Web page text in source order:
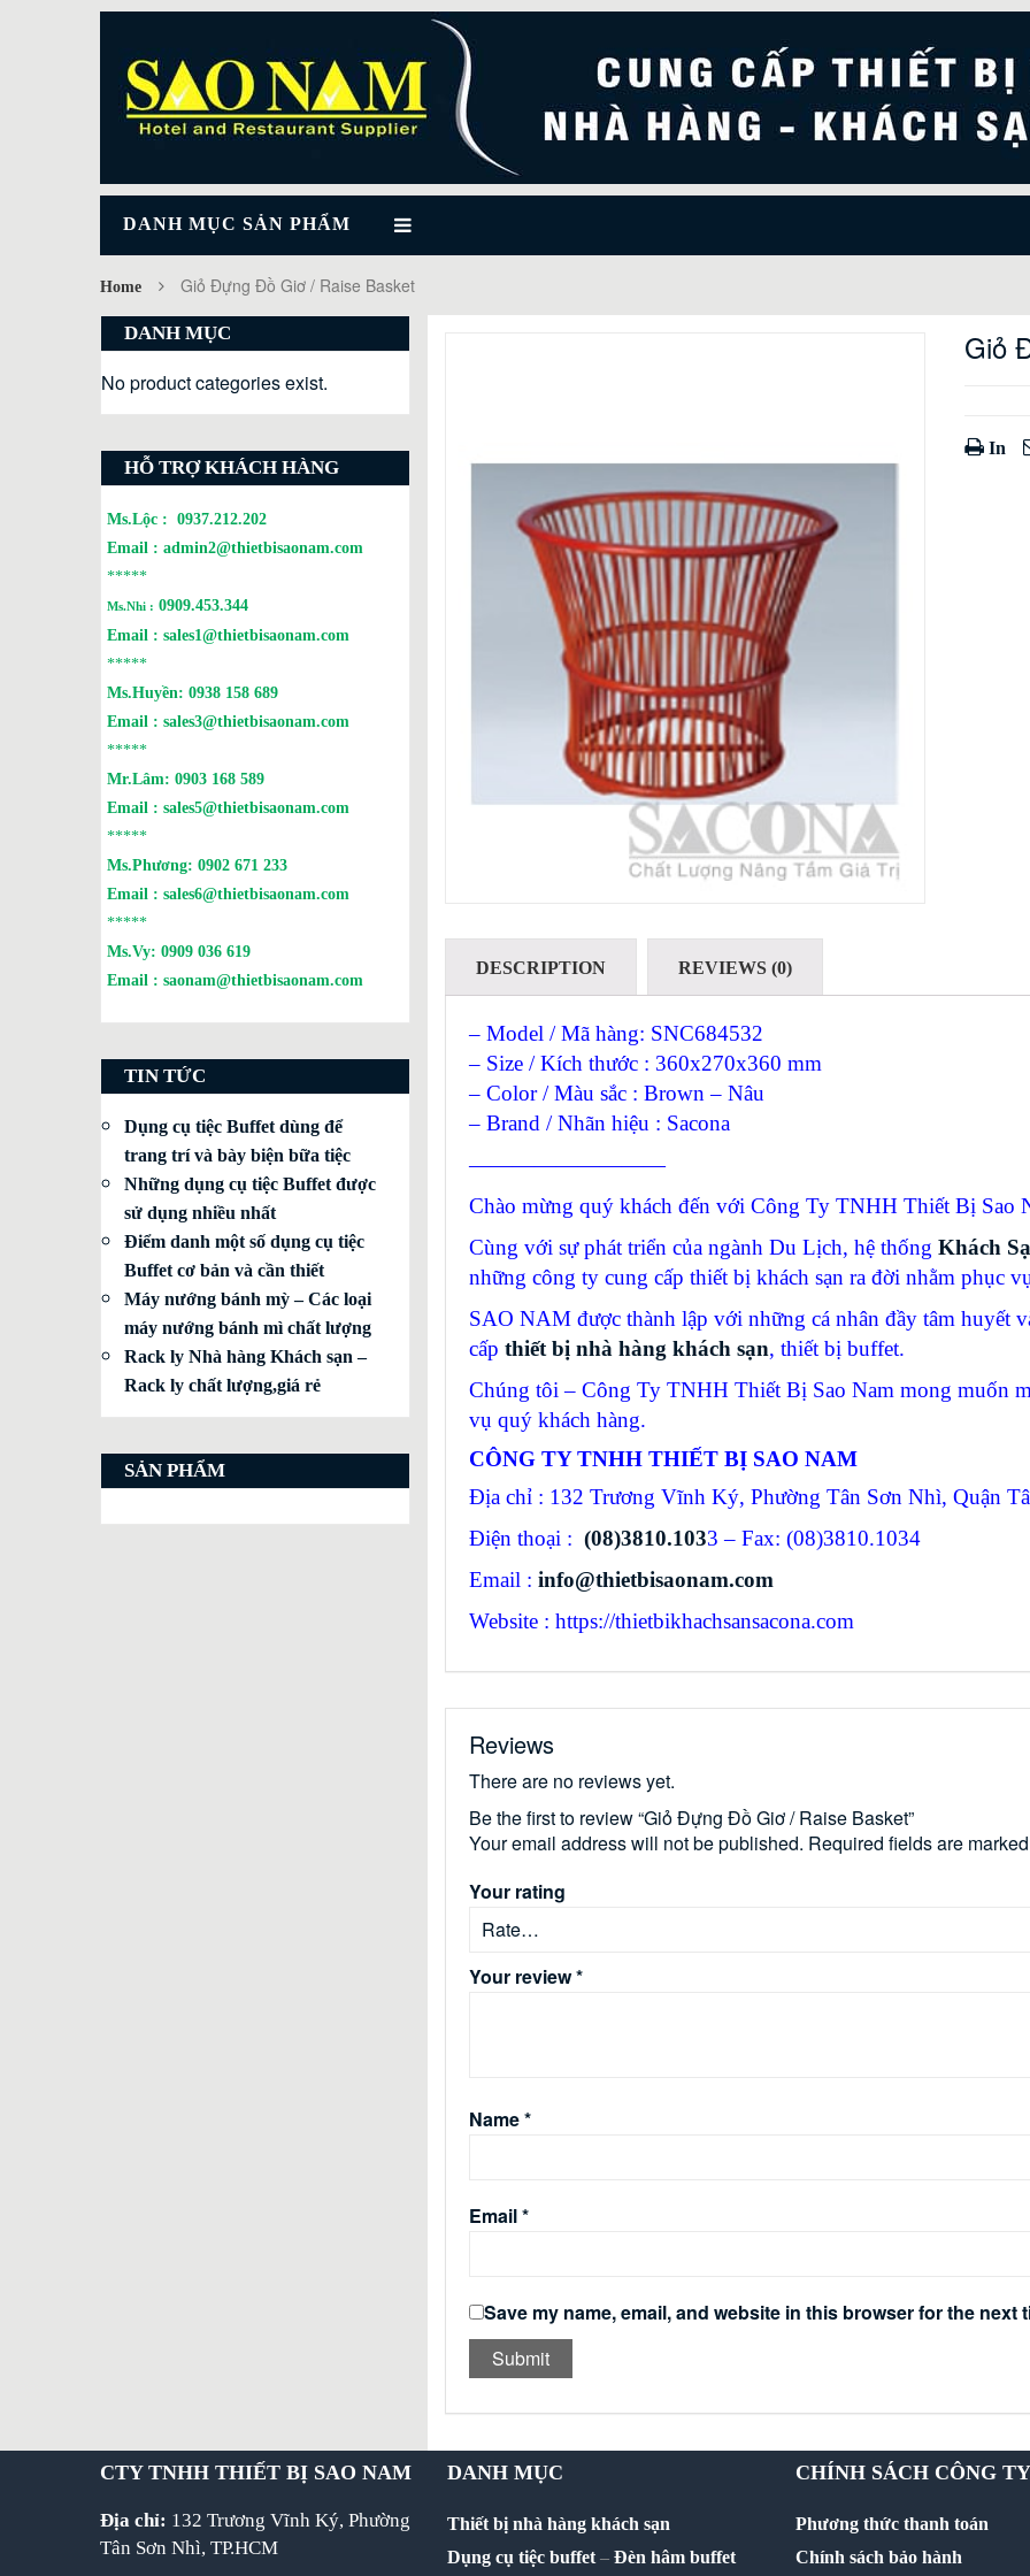
DANH MỤC SẢN PHẨM
Home Giỏ Đựng Đồ Giơ / Raise Basket
Giỏ
In
DESCRIPTION REVIEWS (0)
– Model / Mã hàng: SNC684532
– Size / Kích thước : 360x270x360 mm
– Color / Màu sắc : Brown – Nâu
– Brand / Nhãn hiệu : Sacona
—————————
Chào mừng quý khách đến với Công Ty TNHH Thiết Bị Sao
Cùng với sự phát triển của ngành Du Lịch, hệ thống Khách
những công ty cung cấp thiết bị khách sạn ra đời nhằm phục
SAO NAM được thành lập với những cá nhân đầy tâm huyết
cấp thiết bị nhà hàng khách sạn, thiết bị buffet.
Chúng tôi – Công Ty TNHH Thiết Bị Sao Nam mong muốn
vụ quý khách hàng.
CÔNG TY TNHH THIẾT BỊ SAO NAM
Địa chỉ : 132 Trương Vĩnh Ký, Phường Tân Sơn Nhì, Quận
Điện thoại : (08)3810.1033 – Fax: (08)3810.1034
Email : info@thietbisaonam.com
Website : https://thietbikhachsansacona.com
Reviews
There are no reviews yet.
Be the first to review “Giỏ Đựng Đồ Giơ / Raise Basket”
Your email address will not be published. Required fields are
Your rating
Your review*
Name*
Email*
Save my name, email, and website in this browser for the next
DANH MỤC
No product categories exist.
HỖ TRỢ KHÁCH HÀNG
Ms.Lộc : 0937.212.202
Email : admin2@thietbisaonam.com
*****
Ms.Nhi : 0909.453.344
Email : sales1@thietbisaonam.com
*****
Ms.Huyền: 0938 158 689
Email : sales3@thietbisaonam.com
*****
Mr.Lâm: 0903 168 589
Email : sales5@thietbisaonam.com
*****
Ms.Phương: 0902 671 233
Email : sales6@thietbisaonam.com
*****
Ms.Vy: 0909 036 619
Email : saonam@thietbisaonam.com
TIN TỨC
Dụng cụ tiệc Buffet dùng để
trang trí và bày biện bữa tiệc
Những dụng cụ tiệc Buffet được
sử dụng nhiều nhất
Điểm danh một số dụng cụ tiệc
Buffet cơ bản và cần thiết
Máy nướng bánh mỳ – Các loại
máy nướng bánh mì chất lượng
Rack ly Nhà hàng Khách sạn –
Rack ly chất lượng,giá rẻ
SẢN PHẨM
CTY TNHH THIẾT BỊ SAO NAM
Địa chỉ: 132 Trương Vĩnh Ký, Phường
Tân Sơn Nhì, TP.HCM
DANH MỤC
Thiết bị nhà hàng khách sạn
Dụng cụ tiệc buffet –Đèn hâm buffet
CHÍNH SÁCH CÔNG TY
Phương thức thanh toán
Chính sách bảo hành